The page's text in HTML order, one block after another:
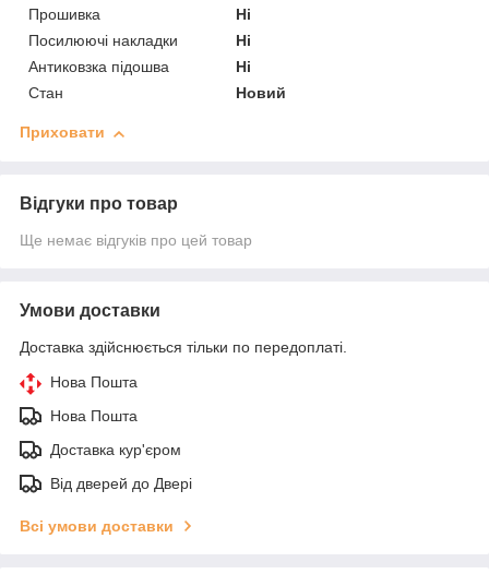
Прошивка
Ні
Посилюючі накладки
Ні
Антиковзка підошва
Ні
Стан
Новий
Приховати
Відгуки про товар
Ще немає відгуків про цей товар
Умови доставки
Доставка здійснюється тільки по передоплаті.
Нова Пошта
Нова Пошта
Доставка кур'єром
Від дверей до Двері
Всі умови доставки